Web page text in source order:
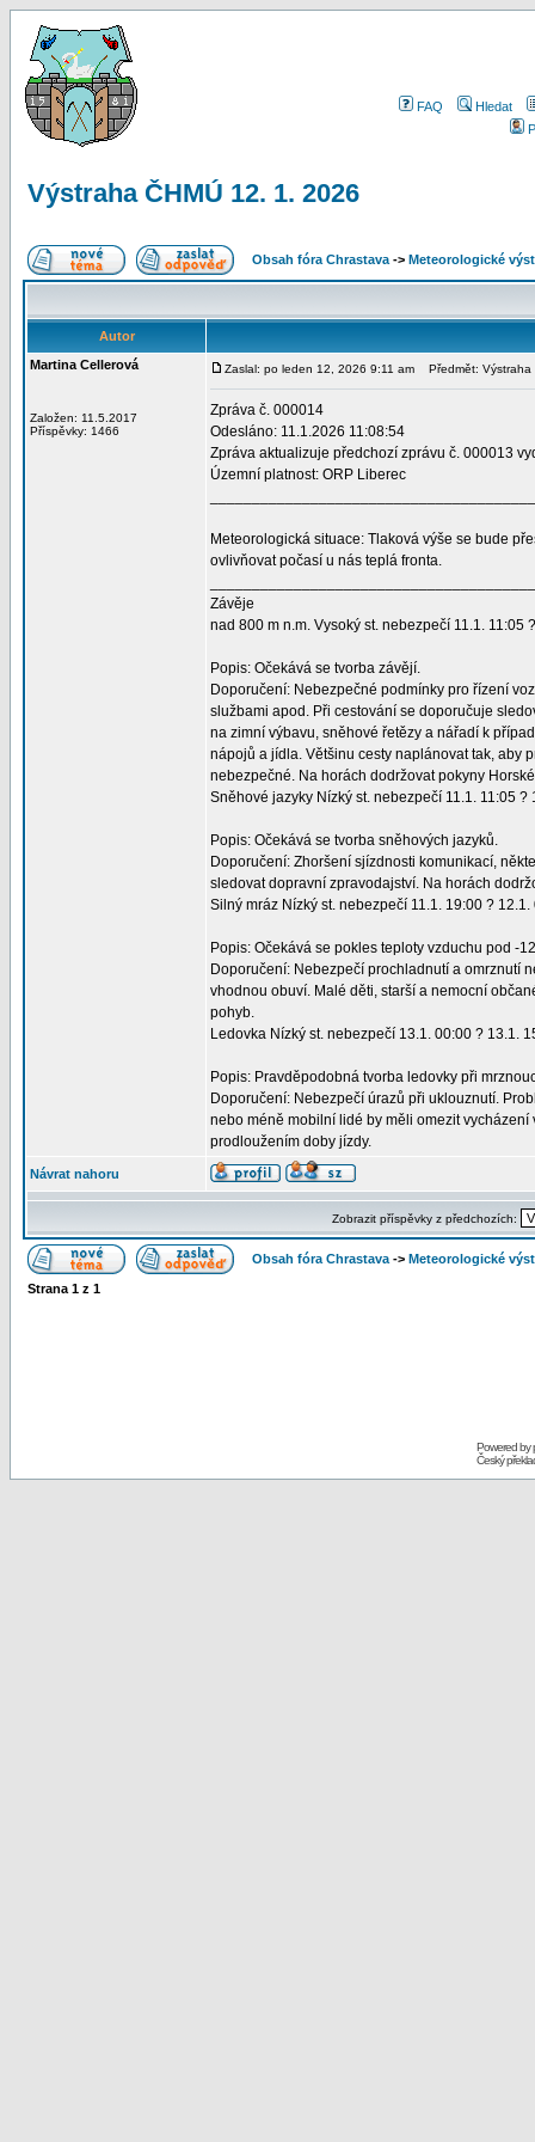
FAQ
Hledat
Výstraha ČHMÚ 12. 1. 2026
Obsah fóra Chrastava -> Meteorologické
Autor
Martina Cellerová
Založen: 11.5.2017
Příspěvky: 1466
Zaslal: po leden 12, 2026 9:11 am Předmět: Výstraha
Zpráva č. 000014
Odesláno: 11.1.2026 11:08:54
Zpráva aktualizuje předchozí zprávu č. 000013
Územní platnost: ORP Liberec
Meteorologická situace: Tlaková výše se bude
ovlivňovat počasí u nás teplá fronta.
Závěje
nad 800 m n.m. Vysoký st. nebezpečí 11.1. 11:05
Popis: Očekává se tvorba závějí.
Doporučení: Nebezpečné podmínky pro řízení
službami apod. Při cestování se doporučuje
na zimní výbavu, sněhové řetězy a nářadí k
nápojů a jídla. Většinu cesty naplánovat tak, aby
nebezpečné. Na horách dodržovat pokyny
Sněhové jazyky Nízký st. nebezpečí 11.1. 11:05 ?
Popis: Očekává se tvorba sněhových jazyků.
Doporučení: Zhoršení sjízdnosti komunikací,
sledovat dopravní zpravodajství. Na horách
Silný mráz Nízký st. nebezpečí 11.1. 19:00 ? 12.1.
Popis: Očekává se pokles teploty vzduchu pod -
Doporučení: Nebezpečí prochladnutí a omrznutí
vhodnou obuví. Malé děti, starší a nemocní
pohyb.
Ledovka Nízký st. nebezpečí 13.1. 00:00 ? 13.1.
Popis: Pravděpodobná tvorba ledovky při
Doporučení: Nebezpečí úrazů při uklouznutí.
nebo méně mobilní lidé by měli omezit
prodloužením doby jízdy.
Návrat nahoru
Zobrazit příspěvky z předchozích:
Obsah fóra Chrastava -> Meteorologické
Strana 1 z 1
Powered by
Český